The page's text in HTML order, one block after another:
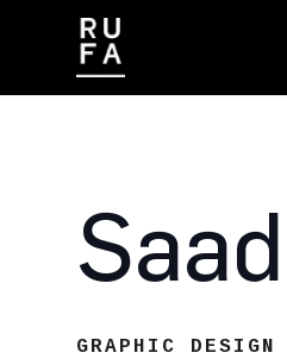
CONTATTI
GRAPHIC DESIGN